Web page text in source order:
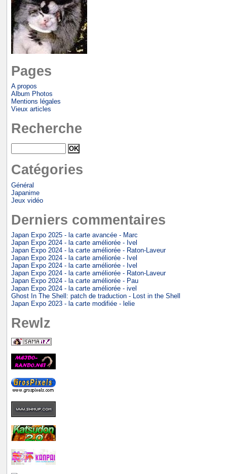
Pages
A propos
Album Photos
Mentions légales
Vieux articles
Recherche
Catégories
Général
Japanime
Jeux vidéo
Derniers commentaires
Japan Expo 2025 - la carte avancée - Marc
Japan Expo 2024 - la carte améliorée - Ivel
Japan Expo 2024 - la carte améliorée - Raton-Laveur
Japan Expo 2024 - la carte améliorée - Ivel
Japan Expo 2024 - la carte améliorée - Ivel
Japan Expo 2024 - la carte améliorée - Raton-Laveur
Japan Expo 2024 - la carte améliorée - Pau
Japan Expo 2024 - la carte améliorée - ivel
Ghost In The Shell: patch de traduction - Lost in the Shell
Japan Expo 2023 - la carte modifiée - lelie
Rewlz